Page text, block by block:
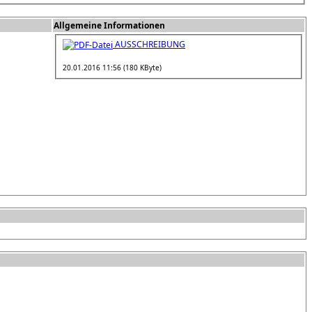
Allgemeine Informationen
AUSSCHREIBUNG
20.01.2016 11:56 (180 KByte)